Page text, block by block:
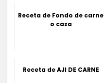
Receta de Fondo de carne
o caza
Receta de AJI DE CARNE